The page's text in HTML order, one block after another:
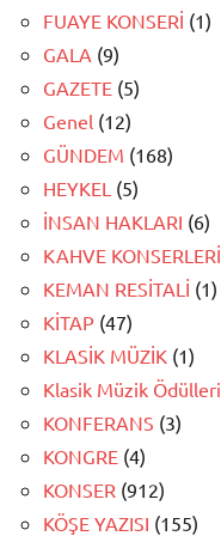
FUAYE KONSERİ (1)
GALA (9)
GAZETE (5)
Genel (12)
GÜNDEM (168)
HEYKEL (5)
İNSAN HAKLARI (6)
KAHVE KONSERLERİ
KEMAN RESİTALİ (1)
KİTAP (47)
KLASİK MÜZİK (1)
Klasik Müzik Ödülleri
KONFERANS (3)
KONGRE (4)
KONSER (912)
KÖŞE YAZISI (155)